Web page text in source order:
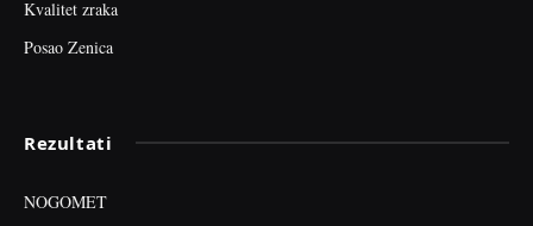
Kvalitet zraka
Posao Zenica
Rezultati
NOGOMET